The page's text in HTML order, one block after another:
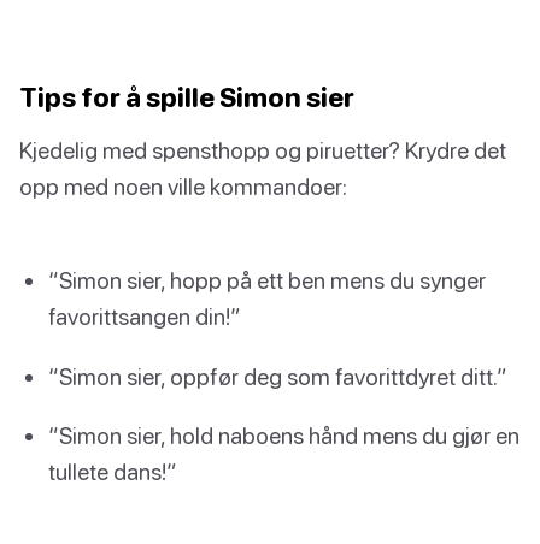
Tips for å spille Simon sier
Kjedelig med spensthopp og piruetter? Krydre det
opp med noen ville kommandoer:
“Simon sier, hopp på ett ben mens du synger
favorittsangen din!”
“Simon sier, oppfør deg som favorittdyret ditt.”
“Simon sier, hold naboens hånd mens du gjør en
tullete dans!”